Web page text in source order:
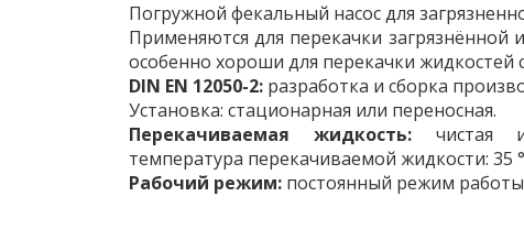
Погружной фекальный насос для
Применяются для перекачки
особенно хороши для перекачки
DIN EN 12050-2: разработка и сборка
Установка: стационарная или переносная.
Перекачиваемая жидкость:чистая и
температура перекачиваемой жидкости: 35
Рабочий режим: постоянный режим